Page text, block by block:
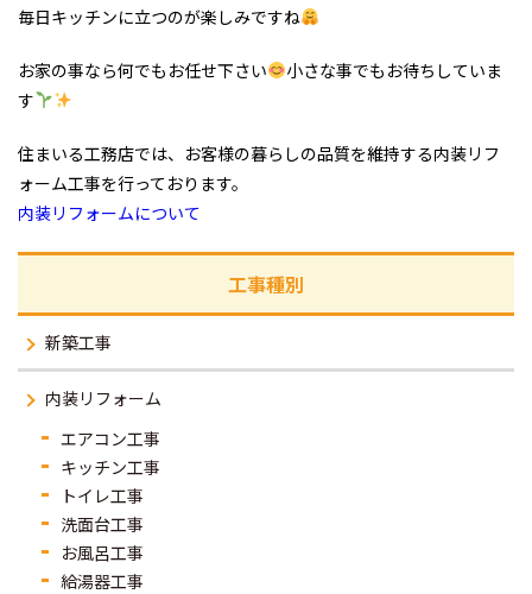
毎日キッチンに立つのが楽しみですね
お家の事なら何でもお任せ下さい
小さな事でもお待ちしていま
す
住まいる工務店では、お客様の暮らしの品質を維持する内装リフ
ォーム工事を行っております。
内装リフォームについて
工事種別
新築工事
内装リフォーム
エアコン工事
キッチン工事
トイレ工事
洗面台工事
お風呂工事
給湯器工事